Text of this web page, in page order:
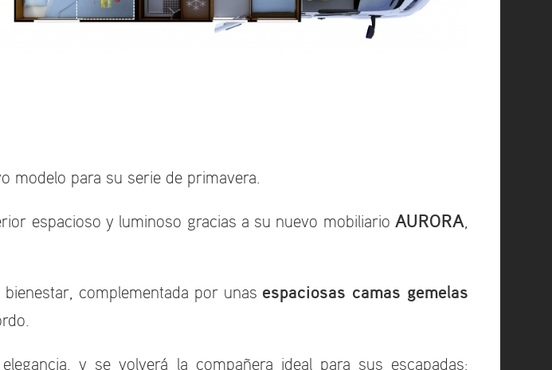
modelo para su serie de primavera.
espacioso y luminoso gracias a su nuevo mobiliarioAURORA,
complementada por unas espaciosas camas gemelas
y se volverá la compañera ideal para sus escapadas: